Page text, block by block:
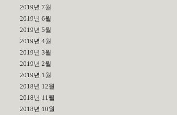
2019년 7월
2019년 6월
2019년 5월
2019년 4월
2019년 3월
2019년 2월
2019년 1월
2018년 12월
2018년 11월
2018년 10월